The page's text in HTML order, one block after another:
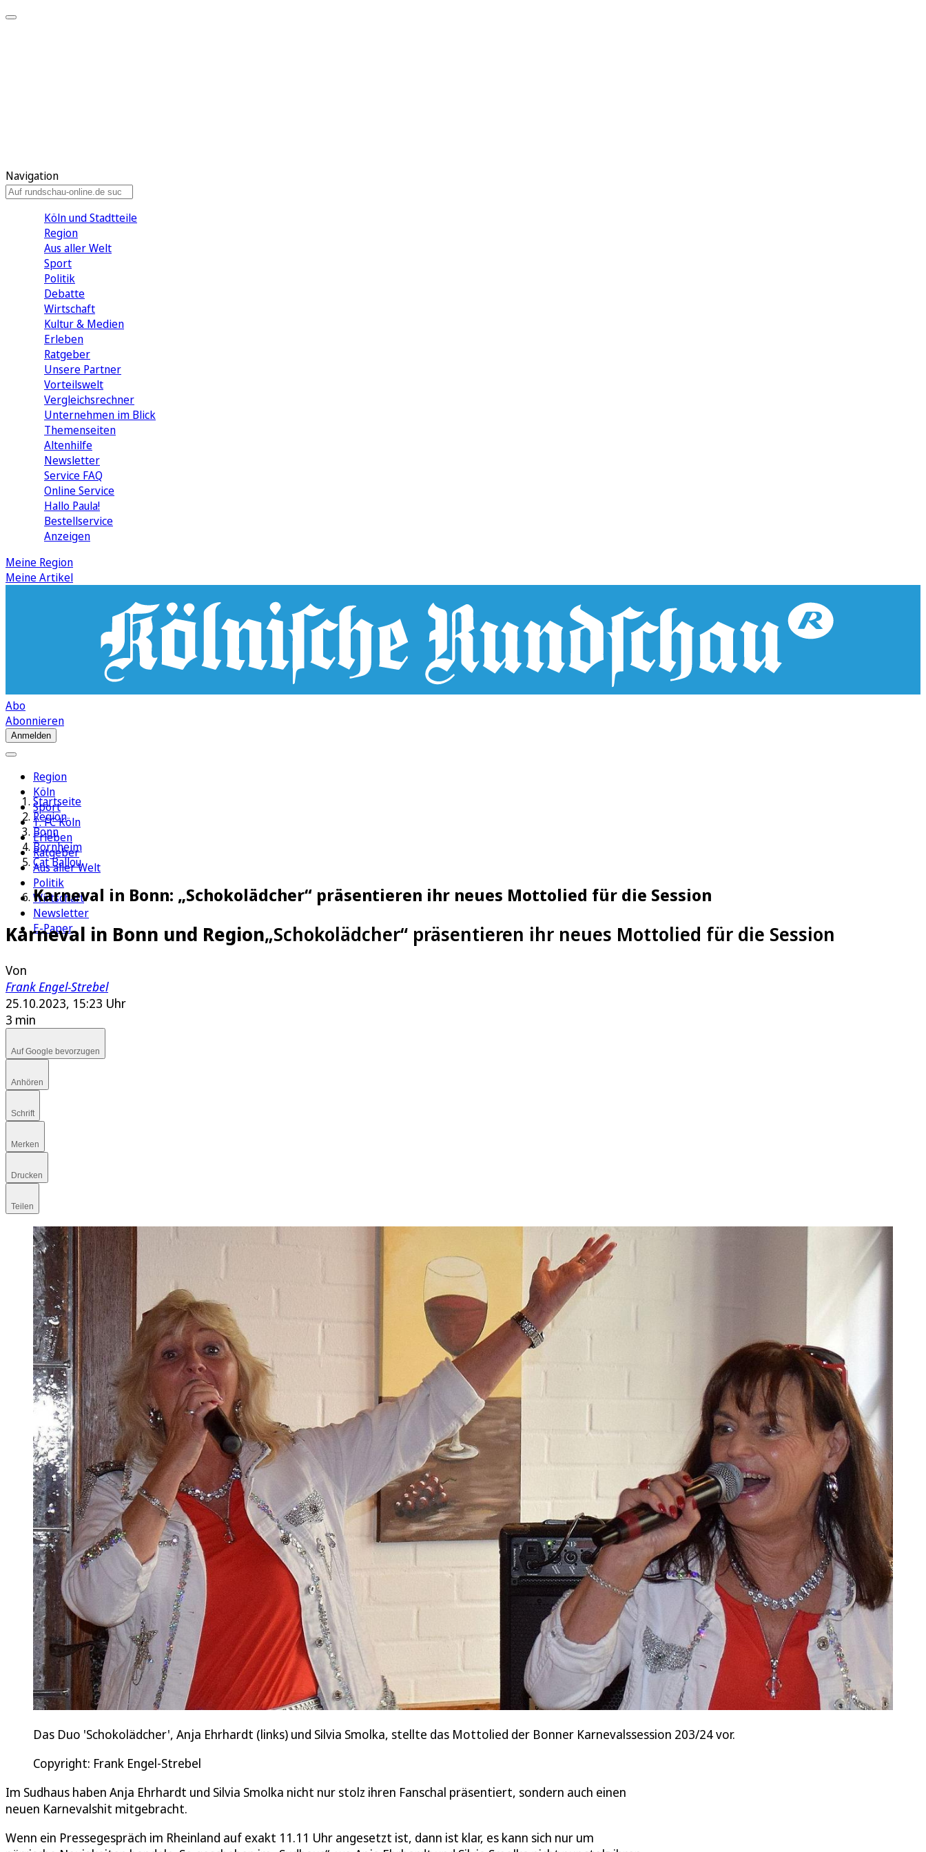
Navigation
Köln und Stadtteile
Region
Aus aller Welt
Sport
Politik
Debatte
Wirtschaft
Kultur & Medien
Erleben
Ratgeber
Unsere Partner
Vorteilswelt
Vergleichsrechner
Unternehmen im Blick
Themenseiten
Altenhilfe
Newsletter
Service FAQ
Online Service
Hallo Paula!
Bestellservice
Anzeigen
Meine Region
Meine Artikel
Abo
Abonnieren
Anmelden
Region
Köln
Sport
1. FC Köln
Erleben
Ratgeber
Aus aller Welt
Politik
Wirtschaft
Newsletter
E-Paper
Startseite
Region
Bonn
Bornheim
Cat Ballou
Karneval in Bonn: „Schokolädcher“ präsentieren ihr neues Mottolied für die Session
Karneval in Bonn und Region„Schokolädcher“ präsentieren ihr neues Mottolied für die Session
Von
Frank Engel-Strebel
25.10.2023, 15:23 Uhr
3 min
Auf Google bevorzugen
Anhören
Schrift
Merken
Drucken
Teilen
Das Duo 'Schokolädcher', Anja Ehrhardt (links) und Silvia Smolka, stellte das Mottolied der Bonner Karnevalssession 203/24 vor.
Copyright: Frank Engel-Strebel
Im Sudhaus haben Anja Ehrhardt und Silvia Smolka nicht nur stolz ihren Fanschal präsentiert, sondern auch einen
neuen Karnevalshit mitgebracht.
Wenn ein Pressegespräch im Rheinland auf exakt 11.11 Uhr angesetzt ist, dann ist klar, es kann sich nur um